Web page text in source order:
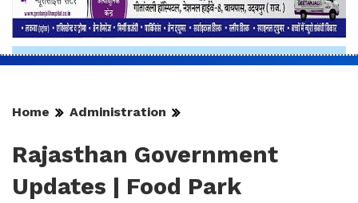
Home Administration
Rajasthan Government
Updates | Food Park